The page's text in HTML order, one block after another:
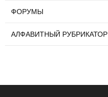
ФОРУМЫ
АЛФАВИТНЫЙ РУБРИКАТОР